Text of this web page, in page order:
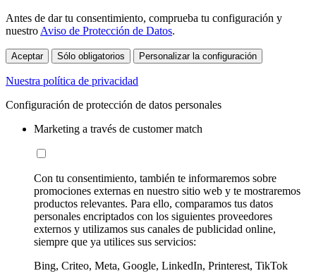
Antes de dar tu consentimiento, comprueba tu configuración y
nuestro Aviso de Protección de Datos.
Aceptar Sólo obligatorios Personalizar la configuración
Nuestra política de privacidad
Configuración de protección de datos personales
Marketing a través de customer match
Con tu consentimiento, también te informaremos sobre
promociones externas en nuestro sitio web y te mostraremos
productos relevantes. Para ello, comparamos tus datos
personales encriptados con los siguientes proveedores
externos y utilizamos sus canales de publicidad online,
siempre que ya utilices sus servicios:
Bing, Criteo, Meta, Google, LinkedIn, Printerest, TikTok